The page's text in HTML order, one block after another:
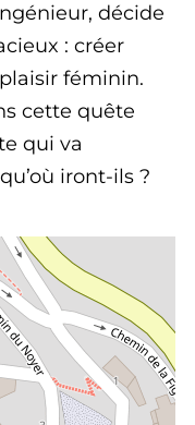
décide
: créer
féminin.
cette quête
qui va
iront-ils ?